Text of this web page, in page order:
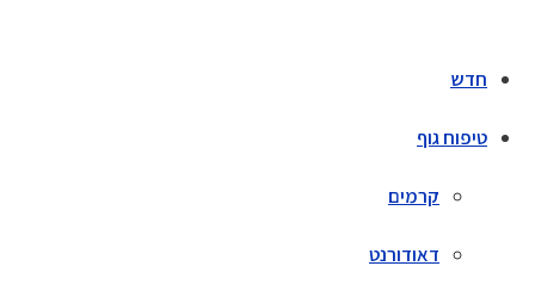
חדש
טיפוח גוף
קרמים
דאודורנט